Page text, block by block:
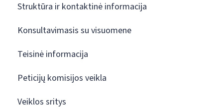
Struktūra ir kontaktinė informacija
Konsultavimasis su visuomene
Teisinė informacija
Peticijų komisijos veikla
Veiklos sritys